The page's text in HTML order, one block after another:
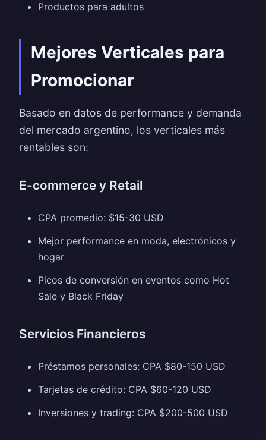
Productos para adultos
Mejores Verticales para
Promocionar
Basado en datos de performance y demanda
del mercado argentino, los verticales más
rentables son:
E-commerce y Retail
CPA promedio: $15-30 USD
Mejor performance en moda, electrónicos y
hogar
Picos de conversión en eventos como Hot
Sale y Black Friday
Servicios Financieros
Préstamos personales: CPA $80-150 USD
Tarjetas de crédito: CPA $60-120 USD
Inversiones y trading: CPA $200-500 USD